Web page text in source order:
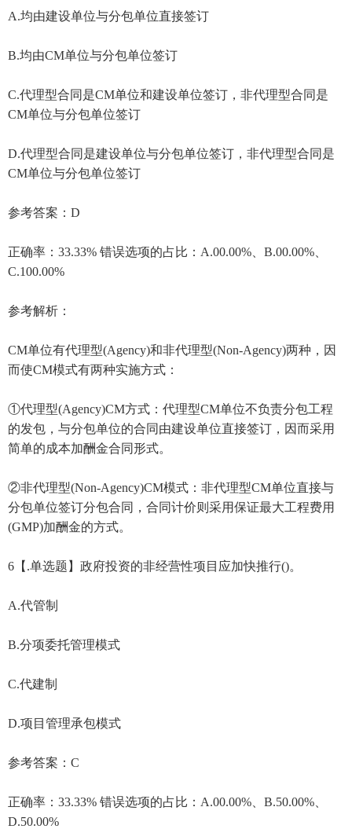
A.均由建设单位与分包单位直接签订
B.均由CM单位与分包单位签订
C.代理型合同是CM单位和建设单位签订，非代理型合同是
CM单位与分包单位签订
D.代理型合同是建设单位与分包单位签订，非代理型合同是
CM单位与分包单位签订
参考答案：D
正确率：33.33% 错误选项的占比：A.00.00%、B.00.00%、
C.100.00%
参考解析：
CM单位有代理型(Agency)和非代理型(Non-Agency)两种，因
而使CM模式有两种实施方式：
①代理型(Agency)CM方式：代理型CM单位不负责分包工程
的发包，与分包单位的合同由建设单位直接签订，因而采用
简单的成本加酬金合同形式。
②非代理型(Non-Agency)CM模式：非代理型CM单位直接与
分包单位签订分包合同，合同计价则采用保证最大工程费用
(GMP)加酬金的方式。
6【.单选题】政府投资的非经营性项目应加快推行()。
A.代管制
B.分项委托管理模式
C.代建制
D.项目管理承包模式
参考答案：C
正确率：33.33% 错误选项的占比：A.00.00%、B.50.00%、
D.50.00%